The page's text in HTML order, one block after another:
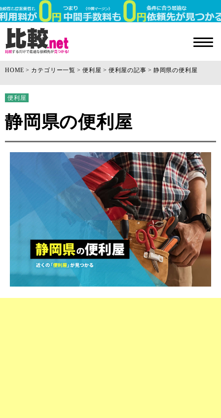
HOME カテゴリー一覧 便利屋 便利屋の記事 静岡県の便利屋
便利屋
静岡県の便利屋